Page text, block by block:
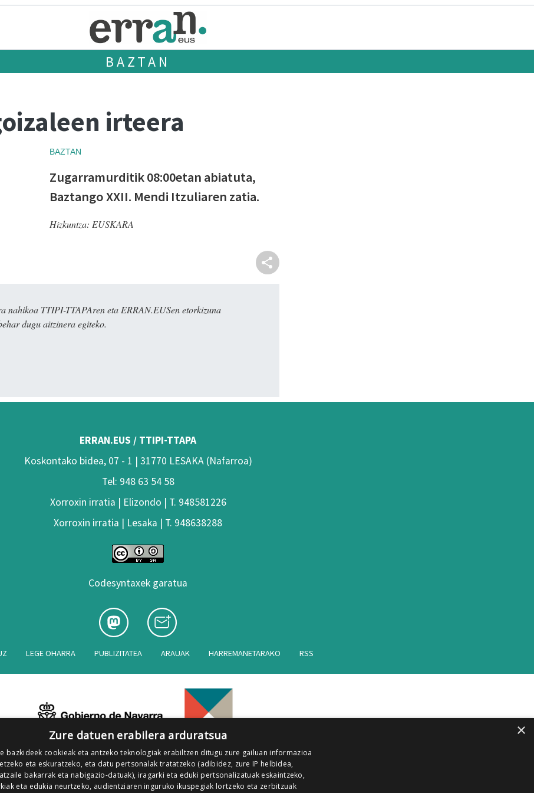
BAZTAN
irteera
BAZTAN
Zugarramurditik 08:00etan abiatuta,
Baztango XXII. Mendi Itzuliaren zatia.
Hizkuntza: EUSKARA
nahikoa TTIPI-TTAPAren eta ERRAN.EUSen etorkizuna
dugu aitzinera egiteko.
ERRAN.EUS / TTIPI-TTAPA
Koskontako bidea, 07 - 1 | 31770 LESAKA (Nafarroa)
Tel: 948 63 54 58
Xorroxin irratia | Elizondo | T. 948581226
Xorroxin irratia | Lesaka | T. 948638288
Codesyntaxek garatua
LEGE OHARRA PUBLIZITATEA ARAUAK HARREMANETARAKO RSS
×
Zure datuen erabilera arduratsua
bazkideek cookieak eta antzeko teknologiak erabiltzen ditugu zure gailuan informazioa
eta eskuratzeko, eta datu pertsonalak tratatzeko (adibidez, zure IP helbidea,
bakarrak eta nabigazio-datuak), iragarki eta eduki pertsonalizatuak eskaintzeko,
eta edukia neurtzeko, audientziaren inguruko ikuspegiak lortzeko eta zerbitzuak